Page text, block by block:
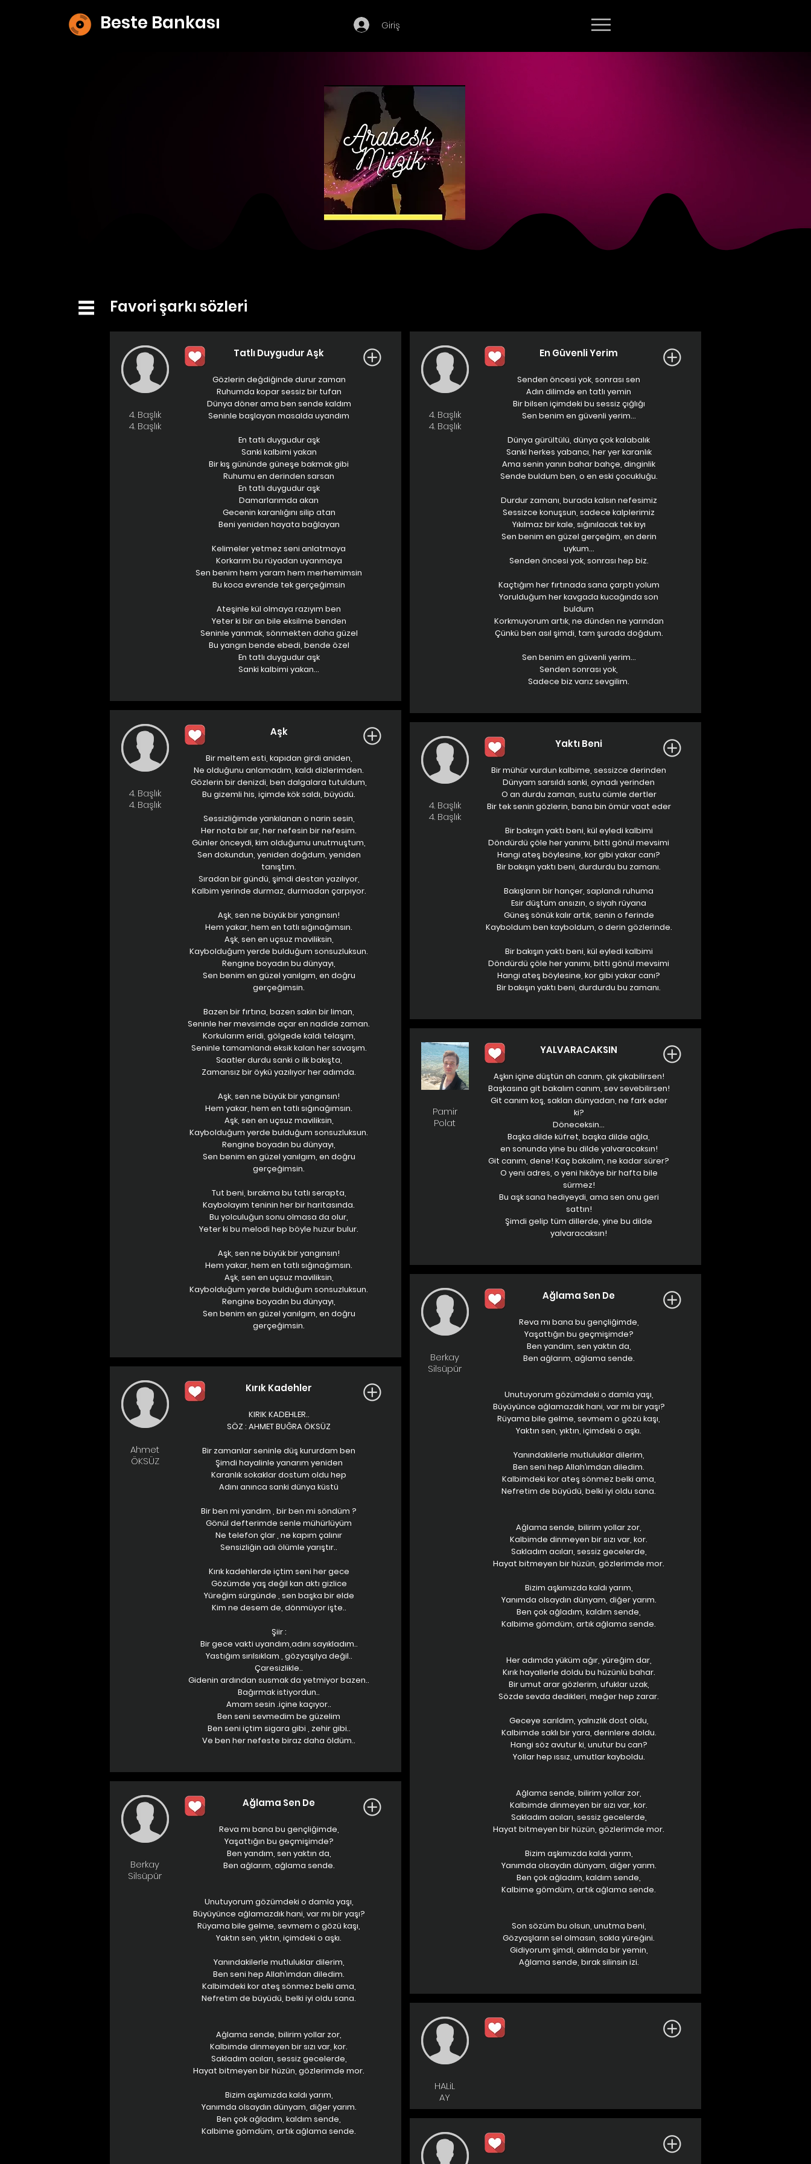
Beste Bankası Giriş
Favori şarkı sözleri
4. Başlık
4. Başlık
Tatlı Duygudur Aşk
Gözlerin değdiğinde durur zaman
Ruhumda kopar sessiz bir tufan
Dünya döner ama ben sende kaldım
Seninle başlayan masalda uyandım
En tatlı duygudur aşk
Sanki kalbimi yakan
Bir kış gününde güneşe bakmak gibi
Ruhumu en derinden sarsan
En tatlı duygudur aşk
Damarlarımda akan
Gecenin karanlığını silip atan
Beni yeniden hayata bağlayan
Kelimeler yetmez seni anlatmaya
Korkarım bu rüyadan uyanmaya
Sen benim hem yaram hem merhemimsin
Bu koca evrende tek gerçeğimsin
Ateşinle kül olmaya razıyım ben
Yeter ki bir an bile eksilme benden
Seninle yanmak, sönmekten daha güzel
Bu yangın bende ebedi, bende özel
En tatlı duygudur aşk
Sanki kalbimi yakan...
4. Başlık
4. Başlık
Aşk
Bir meltem esti, kapıdan girdi aniden,
Ne olduğunu anlamadım, kaldı dizlerimden.
Gözlerin bir denizdi, ben dalgalara tutuldum,
Bu gizemli his, içimde kök saldı, büyüdü.
Sessizliğimde yankılanan o narin sesin,
Her nota bir sır, her nefesin bir nefesim.
Günler önceydi, kim olduğumu unutmuştum,
Sen dokundun, yeniden doğdum, yeniden
tanıştım.
Sıradan bir gündü, şimdi destan yazılıyor,
Kalbim yerinde durmaz, durmadan çarpıyor.
Aşk, sen ne büyük bir yangınsın!
Hem yakar, hem en tatlı sığınağımsın.
Aşk, sen en uçsuz maviliksin,
Kaybolduğum yerde bulduğum sonsuzluksun.
Rengine boyadın bu dünyayı,
Sen benim en güzel yanılgım, en doğru
gerçeğimsin.
Bazen bir fırtına, bazen sakin bir liman,
Seninle her mevsimde açar en nadide zaman.
Korkularım eridi, gölgede kaldı telaşım,
Seninle tamamlandı eksik kalan her savaşım.
Saatler durdu sanki o ilk bakışta,
Zamansız bir öykü yazılıyor her adımda.
Aşk, sen ne büyük bir yangınsın!
Hem yakar, hem en tatlı sığınağımsın.
Aşk, sen en uçsuz maviliksin,
Kaybolduğum yerde bulduğum sonsuzluksun.
Rengine boyadın bu dünyayı,
Sen benim en güzel yanılgım, en doğru
gerçeğimsin.
Tut beni, bırakma bu tatlı serapta,
Kaybolayım teninin her bir haritasında.
Bu yolculuğun sonu olmasa da olur,
Yeter ki bu melodi hep böyle huzur bulur.
Aşk, sen ne büyük bir yangınsın!
Hem yakar, hem en tatlı sığınağımsın.
Aşk, sen en uçsuz maviliksin,
Kaybolduğum yerde bulduğum sonsuzluksun.
Rengine boyadın bu dünyayı,
Sen benim en güzel yanılgım, en doğru
gerçeğimsin.
Ahmet
ÖKSÜZ
Kırık Kadehler
KIRIK KADEHLER..
SÖZ : AHMET BUĞRA ÖKSÜZ
Bir zamanlar seninle düş kururdam ben
Şimdi hayalinle yanarım yeniden
Karanlık sokaklar dostum oldu hep
Adını anınca sanki dünya küstü
Bir ben mi yandım , bir ben mi söndüm ?
Gönül defterimde senle mühürlüyüm
Ne telefon çlar , ne kapım çalınır
Sensizliğin adı ölümle yarıştır..
Kırık kadehlerde içtim seni her gece
Gözümde yaş değil kan aktı gizlice
Yüreğim sürgünde , sen başka bir elde
Kim ne desem de, dönmüyor işte..
Şiir :
Bir gece vakti uyandım,adını sayıkladım..
Yastığım sırılsıklam , gözyaşılya değil..
Çaresizlikle..
Gidenin ardından susmak da yetmiyor bazen..
Bağırmak istiyordun..
Amam sesin .içine kaçıyor..
Ben seni sevmedim be güzelim
Ben seni içtim sigara gibi , zehir gibi..
Ve ben her nefeste biraz daha öldüm..
Berkay
Silsüpür
Ağlama Sen De
Reva mı bana bu gençliğimde,
Yaşattığın bu geçmişimde?
Ben yandım, sen yaktın da,
Ben ağlarım, ağlama sende.
Unutuyorum gözümdeki o damla yaşı,
Büyüyünce ağlamazdık hani, var mı bir yaşı?
Rüyama bile gelme, sevmem o gözü kaşı,
Yaktın sen, yıktın, içimdeki o aşkı.
Yanındakilerle mutluluklar dilerim,
Ben seni hep Allah’ımdan diledim.
Kalbimdeki kor ateş sönmez belki ama,
Nefretim de büyüdü, belki iyi oldu sana.
Ağlama sende, bilirim yollar zor,
Kalbimde dinmeyen bir sızı var, kor.
Sakladım acıları, sessiz gecelerde,
Hayat bitmeyen bir hüzün, gözlerimde mor.
Bizim aşkımızda kaldı yarım,
Yanımda olsaydın dünyam, diğer yarım.
Ben çok ağladım, kaldım sende,
Kalbime gömdüm, artık ağlama sende.
4. Başlık
4. Başlık
En Güvenli Yerim
Senden öncesi yok, sonrası sen
Adın dilimde en tatlı yemin
Bir bilsen içimdeki bu sessiz çığlığı
Sen benim en güvenli yerim...
Dünya gürültülü, dünya çok kalabalık
Sanki herkes yabancı, her yer karanlık
Ama senin yanın bahar bahçe, dinginlik
Sende buldum ben, o en eski çocukluğu.
Durdur zamanı, burada kalsın nefesimiz
Sessizce konuşsun, sadece kalplerimiz
Yıkılmaz bir kale, sığınılacak tek kıyı
Sen benim en güzel gerçeğim, en derin
uykum...
Senden öncesi yok, sonrası hep biz.
Kaçtığım her fırtınada sana çarptı yolum
Yorulduğum her kavgada kucağında son
buldum
Korkmuyorum artık, ne dünden ne yarından
Çünkü ben asıl şimdi, tam şurada doğdum.
Sen benim en güvenli yerim...
Senden sonrası yok,
Sadece biz varız sevgilim.
4. Başlık
4. Başlık
Yaktı Beni
Bir mühür vurdun kalbime, sessizce derinden
Dünyam sarsıldı sanki, oynadı yerinden
O an durdu zaman, sustu cümle dertler
Bir tek senin gözlerin, bana bin ömür vaat eder
Bir bakışın yaktı beni, kül eyledi kalbimi
Döndürdü çöle her yanımı, bitti gönül mevsimi
Hangi ateş böylesine, kor gibi yakar canı?
Bir bakışın yaktı beni, durdurdu bu zamanı.
Bakışların bir hançer, saplandı ruhuma
Esir düştüm ansızın, o siyah rüyana
Güneş sönük kalır artık, senin o ferinde
Kayboldum ben kayboldum, o derin gözlerinde.
Bir bakışın yaktı beni, kül eyledi kalbimi
Döndürdü çöle her yanımı, bitti gönül mevsimi
Hangi ateş böylesine, kor gibi yakar canı?
Bir bakışın yaktı beni, durdurdu bu zamanı.
Pamir
Polat
YALVARACAKSIN
Aşkın içine düştün ah canım, çık çıkabilirsen!
Başkasına git bakalım canım, sev sevebilirsen!
Git canım koş, saklan dünyadan, ne fark eder
ki?
Döneceksin…
Başka dilde küfret, başka dilde ağla,
en sonunda yine bu dilde yalvaracaksın!
Git canım, dene! Kaç bakalım, ne kadar sürer?
O yeni adres, o yeni hikâye bir hafta bile
sürmez!
Bu aşk sana hediyeydi, ama sen onu geri
sattın!
Şimdi gelip tüm dillerde, yine bu dilde
yalvaracaksın!
Berkay
Silsüpür
Ağlama Sen De
Reva mı bana bu gençliğimde,
Yaşattığın bu geçmişimde?
Ben yandım, sen yaktın da,
Ben ağlarım, ağlama sende.
Unutuyorum gözümdeki o damla yaşı,
Büyüyünce ağlamazdık hani, var mı bir yaşı?
Rüyama bile gelme, sevmem o gözü kaşı,
Yaktın sen, yıktın, içimdeki o aşkı.
Yanındakilerle mutluluklar dilerim,
Ben seni hep Allah’ımdan diledim.
Kalbimdeki kor ateş sönmez belki ama,
Nefretim de büyüdü, belki iyi oldu sana.
Ağlama sende, bilirim yollar zor,
Kalbimde dinmeyen bir sızı var, kor.
Sakladım acıları, sessiz gecelerde,
Hayat bitmeyen bir hüzün, gözlerimde mor.
Bizim aşkımızda kaldı yarım,
Yanımda olsaydın dünyam, diğer yarım.
Ben çok ağladım, kaldım sende,
Kalbime gömdüm, artık ağlama sende.
Her adımda yüküm ağır, yüreğim dar,
Kırık hayallerle doldu bu hüzünlü bahar.
Bir umut arar gözlerim, ufuklar uzak,
Sözde sevda dedikleri, meğer hep zarar.
Geceye sarıldım, yalnızlık dost oldu,
Kalbimde saklı bir yara, derinlere doldu.
Hangi söz avutur ki, unutur bu can?
Yollar hep ıssız, umutlar kayboldu.
Ağlama sende, bilirim yollar zor,
Kalbimde dinmeyen bir sızı var, kor.
Sakladım acıları, sessiz gecelerde,
Hayat bitmeyen bir hüzün, gözlerimde mor.
Bizim aşkımızda kaldı yarım,
Yanımda olsaydın dünyam, diğer yarım.
Ben çok ağladım, kaldım sende,
Kalbime gömdüm, artık ağlama sende.
Son sözüm bu olsun, unutma beni,
Gözyaşların sel olmasın, sakla yüreğini.
Gidiyorum şimdi, aklımda bir yemin,
Ağlama sende, bırak silinsin izi.
HALiL
AY